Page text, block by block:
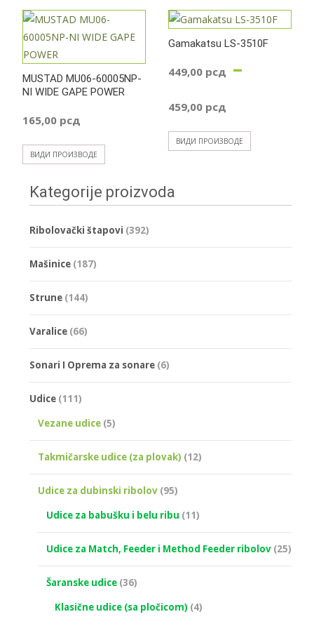
MUSTAD MU06-60005NP-
NI WIDE GAPE POWER
165,00 рсд
ВИДИ ПРОИЗВОДЕ
Gamakatsu LS-3510F
449,00 рсд –
459,00 рсд
цена:
449,00
до
459,00
ВИДИ ПРОИЗВОДЕ
Kategorije proizvoda
Ribolovački štapovi (392)
Mašinice (187)
Strune (144)
Varalice (66)
Sonari I Oprema za sonare (6)
Udice (111)
Vezane udice (5)
Takmičarske udice (za plovak) (12)
Udice za dubinski ribolov (95)
Udice za babušku i belu ribu (11)
Udice za Match, Feeder i Method Feeder ribolov (25)
Šaranske udice (36)
Klasične udice (sa pločicom) (4)